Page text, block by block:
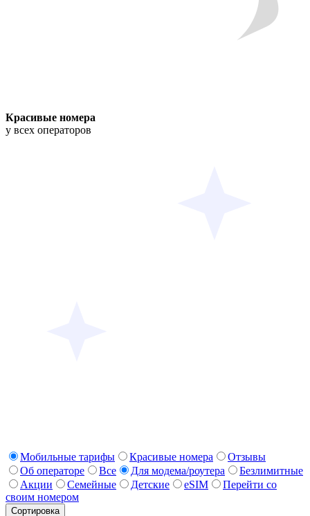
Красивые номера
у всех операторов
Мобильные тарифы Красивые номера
Отзывы
Об операторе
Все Для модема/роутера
Безлимитные
Акции
Семейные Детские eSIM
Перейти со
своим номером
Сортировка